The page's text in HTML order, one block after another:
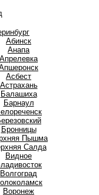
Абинск
Анапа
Апрелевка
Асбест
Астрахань
Балашиха
Барнаул
Бронницы
Пышма
Салда
Видное
Волгоград
Воронеж